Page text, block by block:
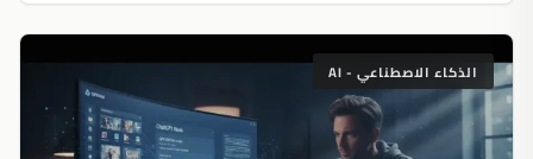
الذكاء الاصطناعي - AI